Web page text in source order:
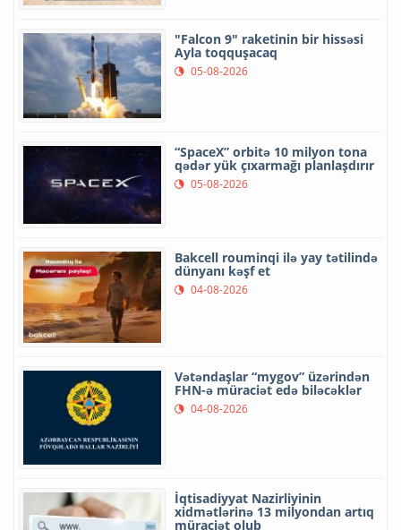
"Falcon 9" raketinin bir hissəsi
Ayla toqquşacaq
05-08-2026
“SpaceX” orbitə 10 milyon tona
qədər yük çıxarmağı planlaşdırır
05-08-2026
Bakcell rouminqi ilə yay tətilində
dünyanı kəşf et
04-08-2026
Vətəndaşlar “mygov” üzərindən
FHN-ə müraciət edə biləcəklər
04-08-2026
İqtisadiyyat Nazirliyinin
xidmətlərinə 13 milyondan artıq
müraciət olub